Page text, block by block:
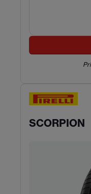
SCORPION